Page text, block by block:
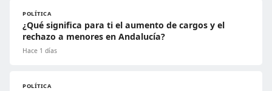
POLÍTICA
¿Qué significa para ti el aumento de cargos y el
rechazo a menores en Andalucía?
Hace 1 días
POLÍTICA